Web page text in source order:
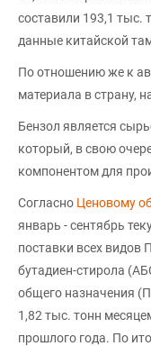
составили 193,1 тыс.
данные китайской
По отношению же к
материала в страну,
Бензол является
который, в свою
компонентом для
Согласно Ценовому
январь - сентябрь
поставки всех видов
бутадиен-стирола
общего назначения
1,82 тыс. тонн
прошлого года. По